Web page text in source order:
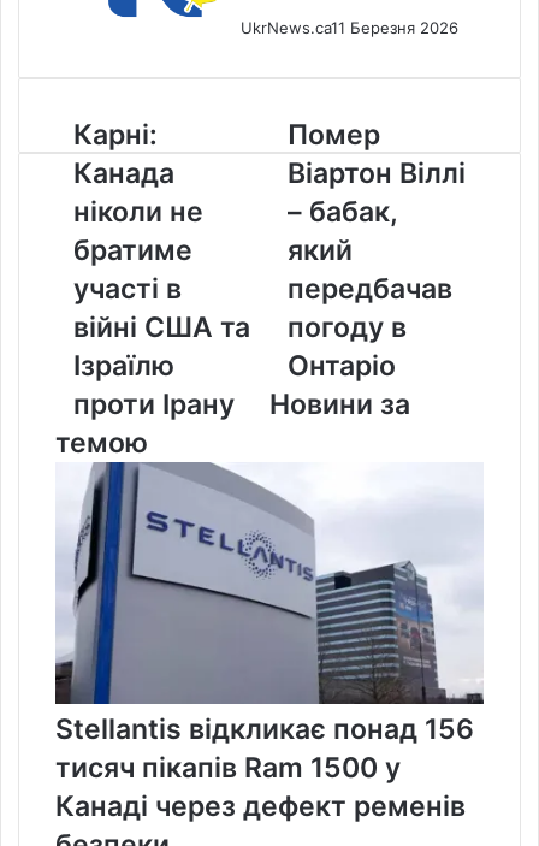
UkrNews.ca11 Березня 2026
Карні:
Канада
ніколи
не
братиме
участі
війні
США
та
Ізраїлю
проти
Карні:
Канада
ніколи не
братиме
участі в
війні США та
Ізраїлю
проти Ірану
Помер
Віартон
Віллі
бабак,
який
передбачав
погоду
в
Онтаріо
Помер
Віартон Віллі
– бабак,
який
передбачав
погоду в
Онтаріо
Новини за
темою
Stellantis відкликає понад 156
тисяч пікапів Ram 1500 у
Канаді через дефект ременів